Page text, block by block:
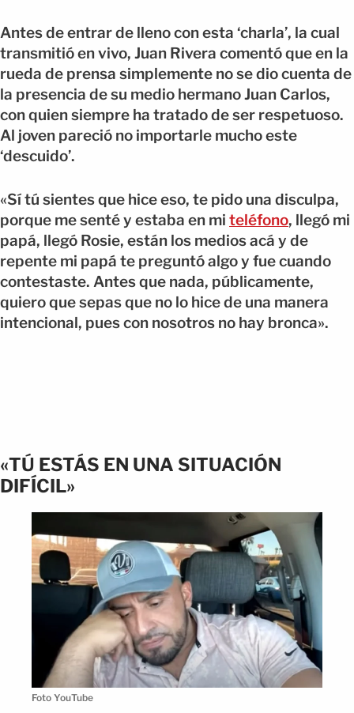
Antes de entrar de lleno con esta ‘charla’, la cual
transmitió en vivo, Juan Rivera comentó que en la
rueda de prensa simplemente no se dio cuenta de
la presencia de su medio hermano Juan Carlos,
con quien siempre ha tratado de ser respetuoso.
Al joven pareció no importarle mucho este
‘descuido’.
«Sí tú sientes que hice eso, te pido una disculpa,
porque me senté y estaba en mi teléfono, llegó mi
papá, llegó Rosie, están los medios acá y de
repente mi papá te preguntó algo y fue cuando
contestaste. Antes que nada, públicamente,
quiero que sepas que no lo hice de una manera
intencional, pues con nosotros no hay bronca».
«TÚ ESTÁS EN UNA SITUACIÓN
DIFÍCIL»
Foto YouTube